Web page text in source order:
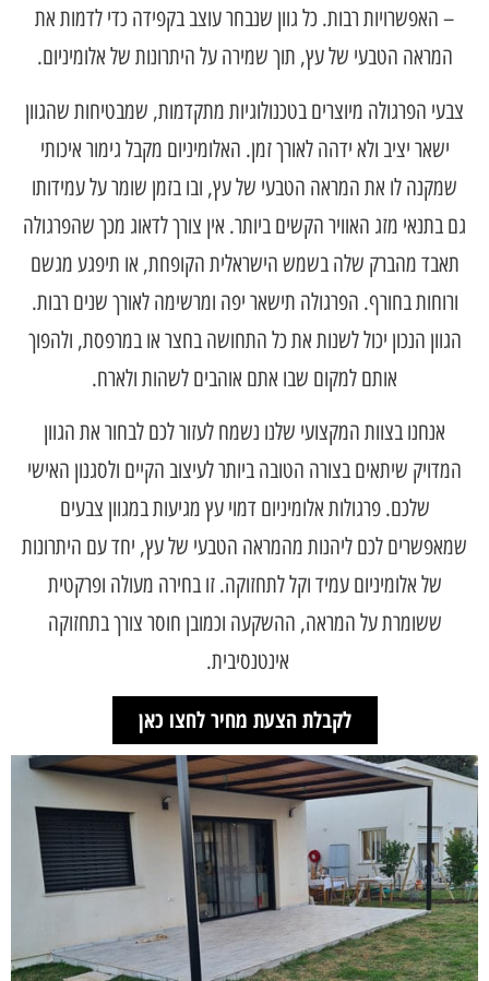
– האפשרויות רבות. כל גוון שנבחר עוצב בקפידה כדי לדמות את
המראה הטבעי של עץ, תוך שמירה על היתרונות של אלומיניום.
צבעי הפרגולה מיוצרים בטכנולוגיות מתקדמות, שמבטיחות שהגוון
ישאר יציב ולא ידהה לאורך זמן. האלומיניום מקבל גימור איכותי
שמקנה לו את המראה הטבעי של עץ, ובו בזמן שומר על עמידותו
גם בתנאי מזג האוויר הקשים ביותר. אין צורך לדאוג מכך שהפרגולה
תאבד מהברק שלה בשמש הישראלית הקופחת, או תיפגע מגשם
ורוחות בחורף. הפרגולה תישאר יפה ומרשימה לאורך שנים רבות.
הגוון הנכון יכול לשנות את כל התחושה בחצר או במרפסת, ולהפוך
אותם למקום שבו אתם אוהבים לשהות ולארח.
אנחנו בצוות המקצועי שלנו נשמח לעזור לכם לבחור את הגוון
המדויק שיתאים בצורה הטובה ביותר לעיצוב הקיים ולסגנון האישי
שלכם. פרגולות אלומיניום דמוי עץ מגיעות במגוון צבעים
שמאפשרים לכם ליהנות מהמראה הטבעי של עץ, יחד עם היתרונות
של אלומיניום עמיד וקל לתחזוקה. זו בחירה מעולה ופרקטית
ששומרת על המראה, ההשקעה וכמובן חוסר צורך בתחזוקה
אינטנסיבית.
לקבלת הצעת מחיר לחצו כאן